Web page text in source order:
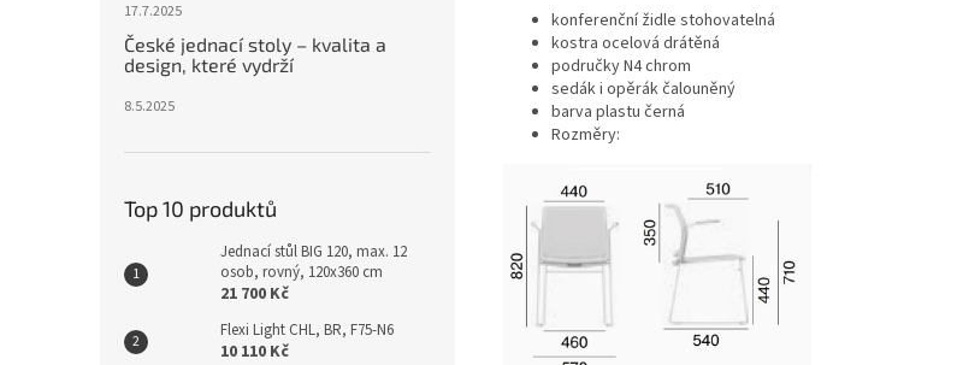
17.7.2025
České jednací stoly – kvalita a
design, které vydrží
8.5.2025
Top 10 produktů
Jednací stůl BIG 120, max. 12
osob, rovný, 120x360 cm
21 700 Kč
Flexi Light CHL, BR, F75-N6
10 110 Kč
konferenční židle stohovatelná
kostra ocelová drátěná
područky N4 chrom
sedák i opěrák čalouněný
barva plastu černá
Rozměry: